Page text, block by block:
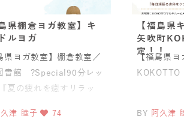
島県棚倉ヨガ教室】キ
ルヨガ
県ヨガ教室】棚倉教室／
書館 ?️Special90分レッ
夏の疲れを癒すリラッ
津 睦子 74
【福島県
矢吹町
定！！
【福島県ヨ
BY 阿久津